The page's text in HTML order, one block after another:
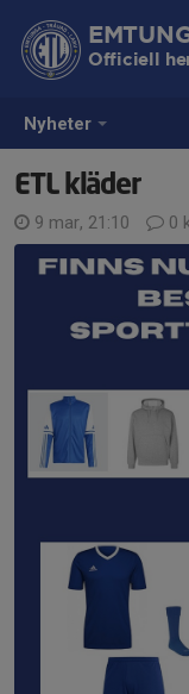
Nyheter
Officiell
ETL kläder
9 mar, 21:10 0